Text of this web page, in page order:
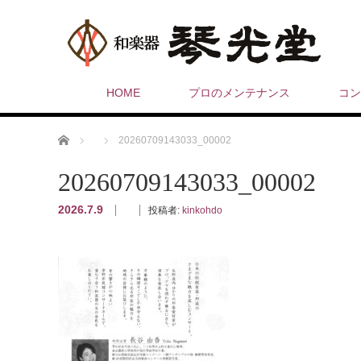
HOME プロのメンテナンス コ
ホーム 20260709143033_00002
20260709143033_00002
2026.7.9 投稿者: kinkohdo